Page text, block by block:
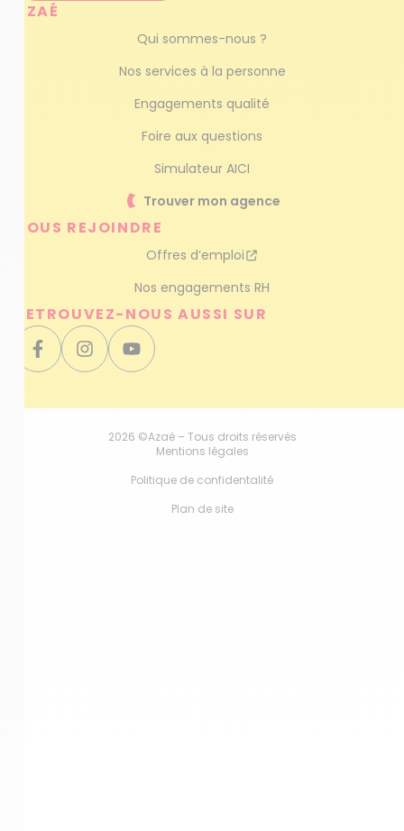
AZAÉ
Qui sommes-nous ?
Nos services à la personne
Engagements qualité
Foire aux questions
Simulateur AICI
Trouver mon agence
NOUS REJOINDRE
Offres d’emploi
Nos engagements RH
RETROUVEZ-NOUS AUSSI SUR
2026 ©Azaé – Tous droits réservés
Mentions légales
Politique de confidentalité
Plan de site